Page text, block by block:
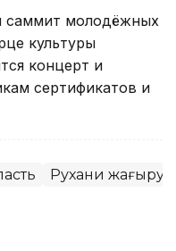
саммит молодёжных
культуры
концерт и
сертификатов и
Рухани жаңғыру